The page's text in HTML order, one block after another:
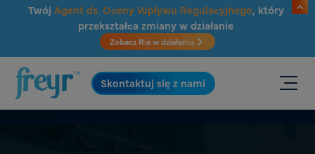
Przejdź do głównej treści
Twój Agent ds. Oceny Wpływu Regulacyjnego, który
przekształca zmiany w działanie
Zobacz Ria w działaniu
.
Skontaktuj się z nami